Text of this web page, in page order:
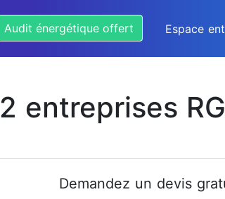
Audit énergétique offert Espace
2 entreprises
Demandez un devis